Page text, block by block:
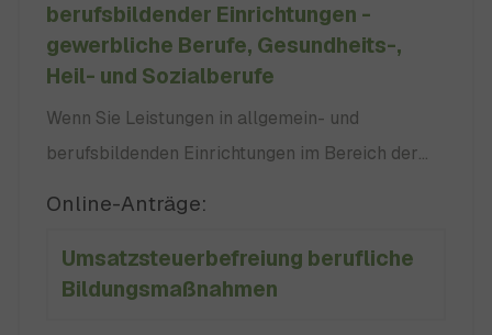
berufsbildender Einrichtungen -
gewerbliche Berufe, Gesundheits-,
Heil- und Sozialberufe
Wenn Sie Leistungen in allgemein- und
berufsbildenden Einrichtungen im Bereich der
befreien lassen. Hierzu ist eine Bescheinigung
des Regierungspräsidiums Freiburg notwendig,
Online-Anträge:
Umsatzsteuerbefreiung berufliche
Bildungsmaßnahmen